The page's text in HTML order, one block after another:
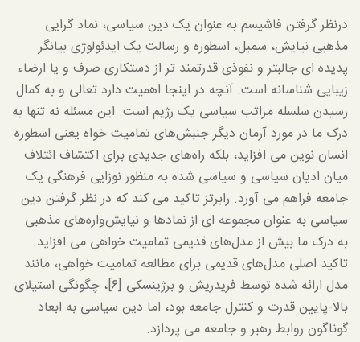
درنظر گرفتن فاشیسم به عنوان یک دین سیاسی، نماد گرایی
مذهبی نیایش، سمبل، اسطوره و رسالت یک ایدئولوژی بیانگر
پدیده ای جالبتر و نفوذی قدرتمند تر از دستکاری صرف و یا ارضاء
زیبایی شناسانه است. آنچه در اینجا اهمیت دارد تعالی و به کمال
رسیدن سلسله مراتب سیاسی یک رژیم است. این مسئله نه تنها به
درک ما در مورد آرمان دیگر جنبش‌های تمامیت خواه یعنی اسطوره
انسان نوین می افزاید، بلکه راه‌های جدیدی برای اکتشاف ائتلاف
میان ادیان سیاسی و سیاسی شده به منظور نوزایی فرهنگی یک
جامعه فراهم می آورد. رابرتز تاکید می کند که در نظر گرفتن دین
سیاسی به عنوان مجموعه ای از نمادها و نیایش‌واره‌های مذهبی
به درک ما بیش از مدل‌های قدیمی تمامیت خواهی می افزاید.
تاکید اصلی مدل‌های قدیمی برای مطالعه تمامیت خواهی، مانند
مدل ارائه شده توسط فریدریش و برژینسکی [۶]، چگونگی استیلای
بالا-پایین قدرت و کنترل جامعه بود، اما دین سیاسی به ابعاد
گوناگون روابط رهبر و جامعه می پردازد.